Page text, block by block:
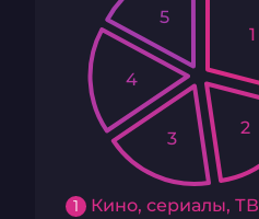
1 Кино, сериалы, ТВ
1
2
3
4
5